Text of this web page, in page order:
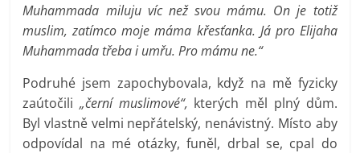
Muhammada miluju víc než svou mámu. On je totiž
muslim, zatímco moje máma křesťanka. Já pro Elijaha
Muhammada třeba i umřu. Pro mámu ne.“
Podruhé jsem zapochybovala, když na mě fyzicky
zaútočili„černí muslimové“, kterých měl plný dům.
Byl vlastně velmi nepřátelský, nenávistný. Místo aby
odpovídal na mé otázky, funěl, drbal se, cpal do